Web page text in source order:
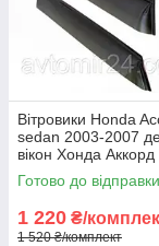
Вітровики Honda
sedan 2003-2007
вікон Хонда
2003 (комплект 4шт)
Готово до відправки
1 220 ₴/
1 520 ₴/комплект